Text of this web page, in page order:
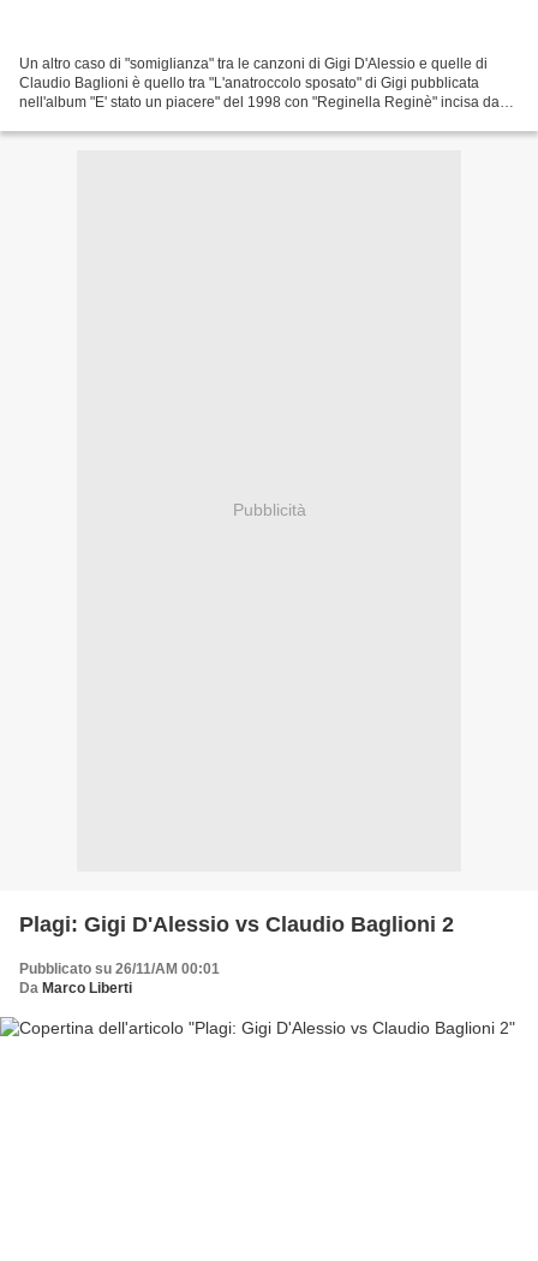
Un altro caso di "somiglianza" tra le canzoni di Gigi D'Alessio e quelle di
Claudio Baglioni è quello tra "L'anatroccolo sposato" di Gigi pubblicata
nell'album "E' stato un piacere" del 1998 con "Reginella Reginè" incisa da
Pubblicità
Plagi: Gigi D'Alessio vs Claudio Baglioni 2
Pubblicato su 26/11/AM 00:01
Da Marco Liberti